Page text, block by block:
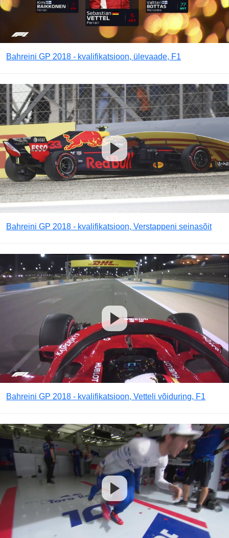
Bahreini GP 2018 - kvalifikatsioon, ülevaade, F1
Bahreini GP 2018 - kvalifikatsioon, Verstappeni seinasõit
Bahreini GP 2018 - kvalifikatsioon, Vetteli võiduring, F1